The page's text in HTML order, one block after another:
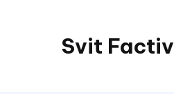
Svit Factiv